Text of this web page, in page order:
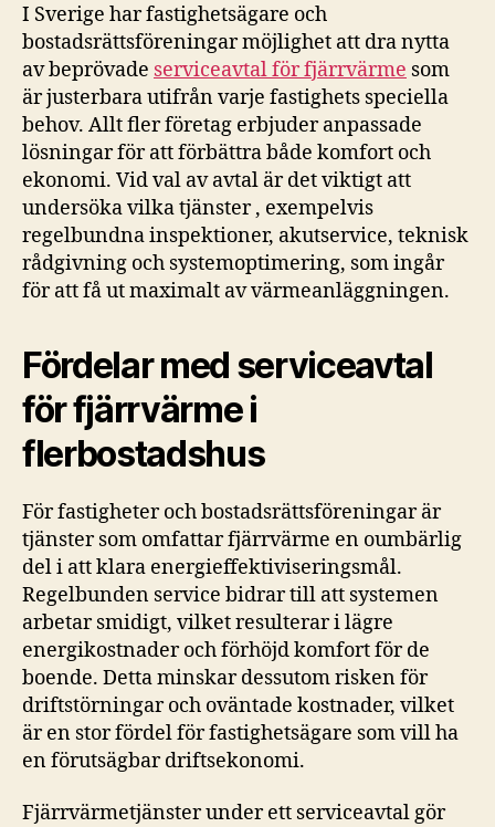
I Sverige har fastighetsägare och
bostadsrättsföreningar möjlighet att dra nytta
av beprövade serviceavtal för fjärrvärme som
är justerbara utifrån varje fastighets speciella
behov. Allt fler företag erbjuder anpassade
lösningar för att förbättra både komfort och
ekonomi. Vid val av avtal är det viktigt att
undersöka vilka tjänster , exempelvis
regelbundna inspektioner, akutservice, teknisk
rådgivning och systemoptimering, som ingår
för att få ut maximalt av värmeanläggningen.
Fördelar med serviceavtal
för fjärrvärme i
flerbostadshus
För fastigheter och bostadsrättsföreningar är
tjänster som omfattar fjärrvärme en oumbärlig
del i att klara energieffektiviseringsmål.
Regelbunden service bidrar till att systemen
arbetar smidigt, vilket resulterar i lägre
energikostnader och förhöjd komfort för de
boende. Detta minskar dessutom risken för
driftstörningar och oväntade kostnader, vilket
är en stor fördel för fastighetsägare som vill ha
en förutsägbar driftsekonomi.
Fjärrvärmetjänster under ett serviceavtal gör